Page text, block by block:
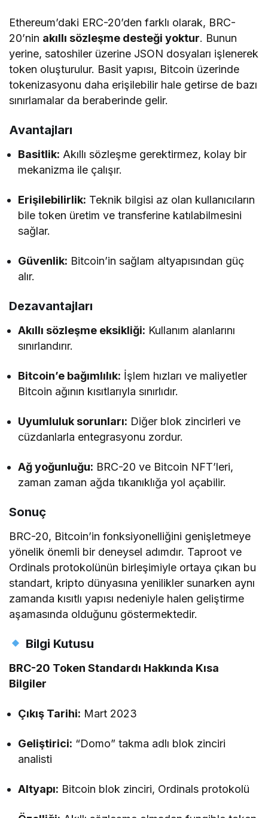
Ethereum’daki ERC-20’den farklı olarak, BRC-
20’nin akıllı sözleşme desteği yoktur. Bunun
yerine, satoshiler üzerine JSON dosyaları işlenerek
token oluşturulur. Basit yapısı, Bitcoin üzerinde
tokenizasyonu daha erişilebilir hale getirse de bazı
sınırlamalar da beraberinde gelir.
Avantajları
Basitlik: Akıllı sözleşme gerektirmez, kolay bir
mekanizma ile çalışır.
Erişilebilirlik: Teknik bilgisi az olan kullanıcıların
bile token üretim ve transferine katılabilmesini
sağlar.
Güvenlik: Bitcoin’in sağlam altyapısından güç
alır.
Dezavantajları
Akıllı sözleşme eksikliği: Kullanım alanlarını
sınırlandırır.
Bitcoin’e bağımlılık: İşlem hızları ve maliyetler
Bitcoin ağının kısıtlarıyla sınırlıdır.
Uyumluluk sorunları: Diğer blok zincirleri ve
cüzdanlarla entegrasyonu zordur.
Ağ yoğunluğu: BRC-20 ve Bitcoin NFT’leri,
zaman zaman ağda tıkanıklığa yol açabilir.
Sonuç
BRC-20, Bitcoin’in fonksiyonelliğini genişletmeye
yönelik önemli bir deneysel adımdır. Taproot ve
Ordinals protokolünün birleşimiyle ortaya çıkan bu
standart, kripto dünyasına yenilikler sunarken aynı
zamanda kısıtlı yapısı nedeniyle halen geliştirme
aşamasında olduğunu göstermektedir.
Bilgi Kutusu
BRC-20 Token Standardı Hakkında Kısa
Bilgiler
Çıkış Tarihi: Mart 2023
Geliştirici: “Domo” takma adlı blok zinciri
analisti
Altyapı: Bitcoin blok zinciri, Ordinals protokolü